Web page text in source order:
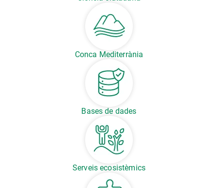
Conca Mediterrània
Bases de dades
Serveis ecosistèmics